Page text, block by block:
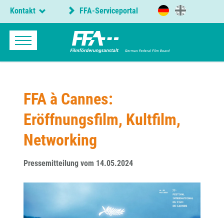
Kontakt FFA-Serviceportal
FFA à Cannes:
Eröffnungsfilm, Kultfilm,
Networking
Pressemitteilung vom 14.05.2024